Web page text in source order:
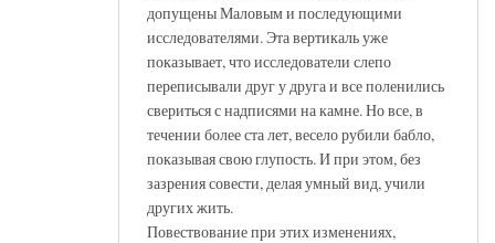
допущены Маловым и последующими
исследователями. Эта вертикаль уже
показывает, что исследователи слепо
переписывали друг у друга и все поленились
свериться с надписями на камне. Но все, в
течении более ста лет, весело рубили бабло,
показывая свою глупость. И при этом, без
зазрения совести, делая умный вид, учили
других жить.
Повествование при этих изменениях,